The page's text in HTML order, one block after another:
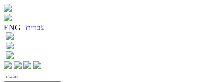
ENG | עִברִית